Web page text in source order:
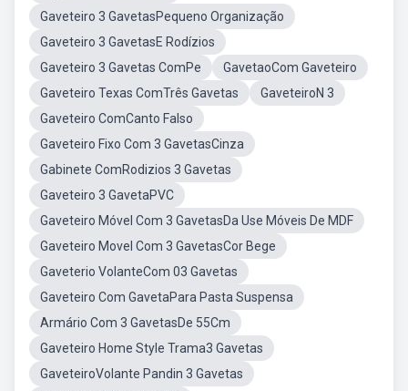
Gaveteiro 3 GavetasPequeno Organização
Gaveteiro 3 GavetasE Rodízios
Gaveteiro 3 Gavetas ComPe
GavetaoCom Gaveteiro
Gaveteiro Texas ComTrês Gavetas
GaveteiroN 3
Gaveteiro ComCanto Falso
Gaveteiro Fixo Com 3 GavetasCinza
Gabinete ComRodizios 3 Gavetas
Gaveteiro 3 GavetaPVC
Gaveteiro Móvel Com 3 GavetasDa Use Móveis De MDF
Gaveteiro Movel Com 3 GavetasCor Bege
Gaveterio VolanteCom 03 Gavetas
Gaveteiro Com GavetaPara Pasta Suspensa
Armário Com 3 GavetasDe 55Cm
Gaveteiro Home Style Trama3 Gavetas
GaveteiroVolante Pandin 3 Gavetas